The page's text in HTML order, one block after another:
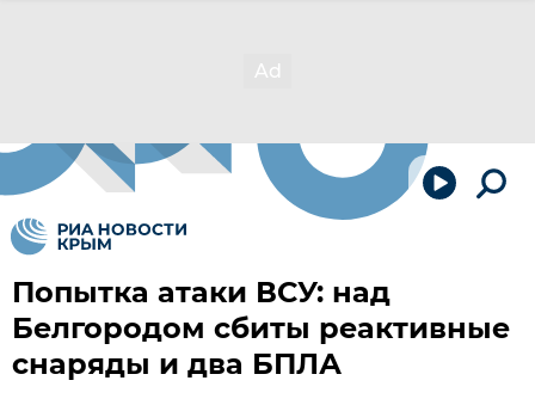
Попытка атаки ВСУ: над
Белгородом сбиты реактивные
снаряды и два БПЛА